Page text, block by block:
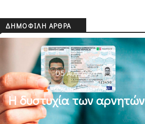
ΔΗΜΟΦΙΛΉ ΆΡΘΡΑ
05 Αυγ 2026
ΜΙΧΆΛΗΣ ΚΥΡΙΑΚΊΔΗΣ
Η δυστυχία των αρνητών